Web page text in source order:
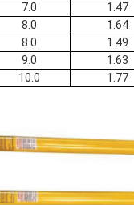
7.0 1.47
8.0 1.64
8.0 1.49
9.0 1.63
10.0 1.77